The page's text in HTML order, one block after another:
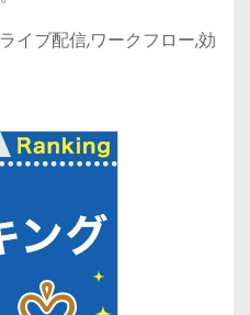
イブ配信,ワークフロー,効